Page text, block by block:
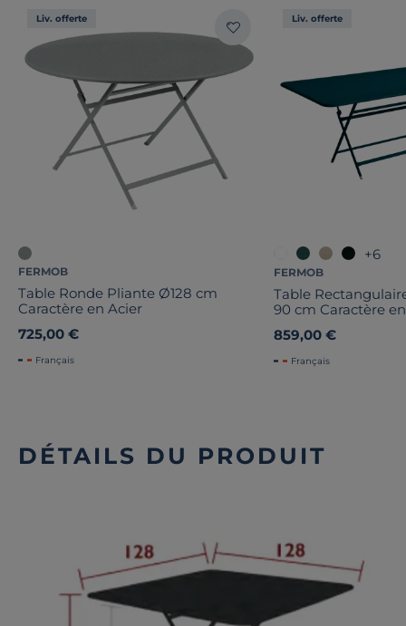
Liv. offerte
FERMOB
Table Ronde Pliante Ø128 cm
Caractère en Acier
725,00 €
Français
Liv. offerte
+6
FERMOB
Table
90 cm Caractère
859,00 €
Français
DÉTAILS DU PRODUIT